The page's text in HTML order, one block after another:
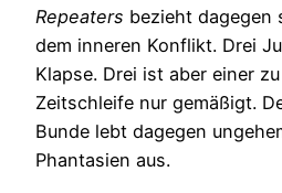
Repeaters bezieht dagegen
dem inneren Konflikt. Drei
Klapse. Drei ist aber einer
Zeitschleife nur gemäßigt.
Bunde lebt dagegen
Phantasien aus.